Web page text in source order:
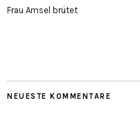
Frau Amsel brütet
NEUESTE KOMMENTARE